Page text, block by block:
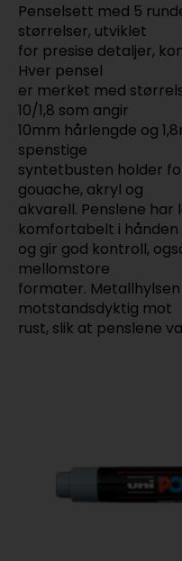
Penselsett med 5
størrelser, utviklet
for presise detaljer,
Hver pensel
er merket med
10/1,8 som angir
10mm hårlengde og
spenstige
syntetbusten holder
gouache, akryl og
akvarell. Penslene
komfortabelt i hånden
og gir god kontroll,
mellomstore
formater.
motstandsdyktig mot
rust, slik at penslene